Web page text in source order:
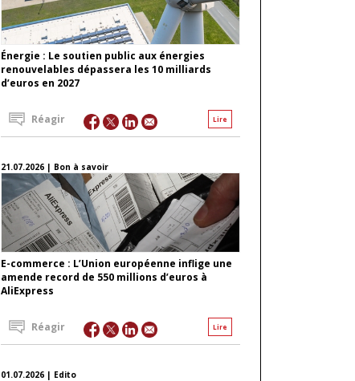
Énergie : Le soutien public aux énergies
renouvelables dépassera les 10 milliards
d’euros en 2027
Lire
Réagir
21.07.2026 | Bon à savoir
E-commerce : L’Union européenne inflige une
amende record de 550 millions d’euros à
AliExpress
Lire
Réagir
01.07.2026 | Edito